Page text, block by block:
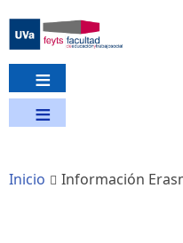
contenido
principal
Inicio Información